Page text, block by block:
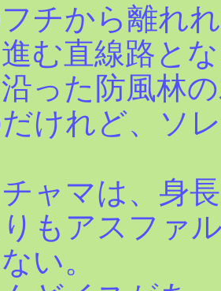
チから離れ
む直線路と
った防風林
けれど、ソ
ャマは、身
もアスファ
い。